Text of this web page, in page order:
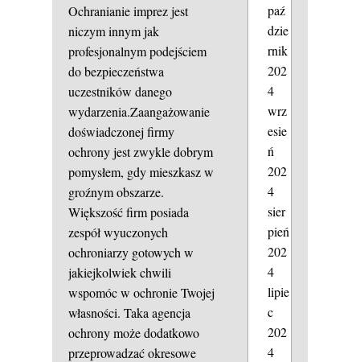
Ochranianie imprez jest
niczym innym jak
profesjonalnym podejściem
do bezpieczeństwa
uczestników danego
wydarzenia.Zaangażowanie
doświadczonej firmy
ochrony jest zwykle dobrym
pomysłem, gdy mieszkasz w
groźnym obszarze.
Większość firm posiada
zespół wyuczonych
ochroniarzy gotowych w
jakiejkolwiek chwili
wspomóc w ochronie Twojej
własności. Taka agencja
ochrony może dodatkowo
przeprowadzać okresowe
paź
dzie
rnik
202
4
wrz
esie
ń
202
4
sier
pień
202
4
lipie
c
202
4